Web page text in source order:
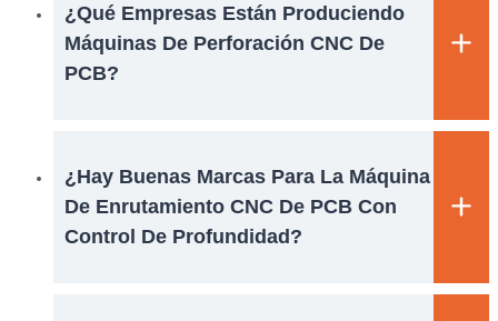
¿Qué Empresas Están Produciendo
Máquinas De Perforación CNC De
PCB?
¿Hay Buenas Marcas Para La Máquina
De Enrutamiento CNC De PCB Con
Control De Profundidad?